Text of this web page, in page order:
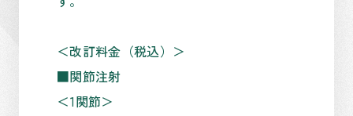
＜改訂料金（税込）＞
■関節注射
＜1関節＞